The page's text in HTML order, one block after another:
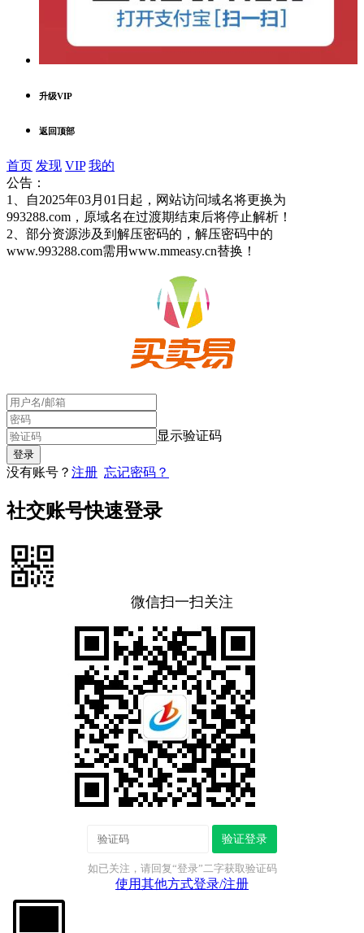
升级VIP
返回顶部
首页 发现 VIP 我的
公告：
1、自2025年03月01日起，网站访问域名将更换为
993288.com，原域名在过渡期结束后将停止解析！
2、部分资源涉及到解压密码的，解压密码中的
www.993288.com需用www.mmeasy.cn替换！
显示验证码
没有账号？ 注册 忘记密码？
社交账号快速登录
微信扫一扫关注
验证登录
如已关注，请回复“登录”二字获取验证码
使用其他方式登录/注册